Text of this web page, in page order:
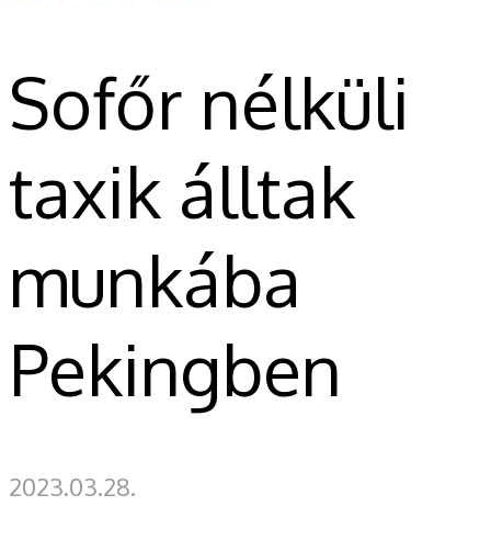
Sofőr nélküli
taxik álltak
munkába
Pekingben
2023.03.28.